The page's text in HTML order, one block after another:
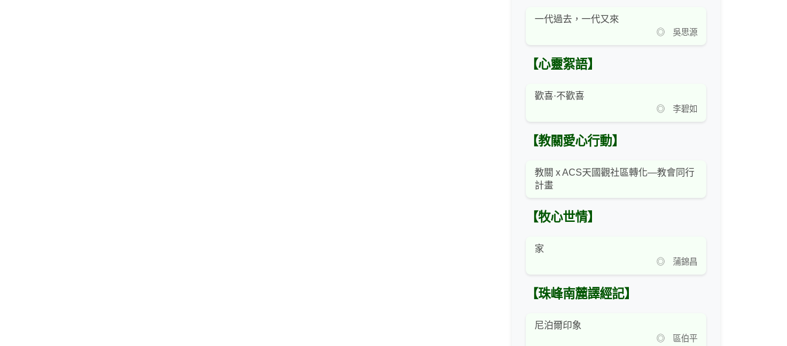
一代過去，一代又來
◎ 吳思源
【心靈絮語】
歡喜·不歡喜
◎ 李碧如
【教關愛心行動】
教關 x ACS天國觀社區轉化—教會同行
計畫
【牧心世情】
家
◎ 蒲錦昌
【珠峰南麓譯經記】
尼泊爾印象
◎ 區伯平